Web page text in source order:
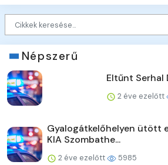
Népszerű
Eltűnt Serhal
2 éve ezelőtt
Gyalogátkelőhelyen ütött
KIA Szombathe...
2 éve ezelőtt 5985